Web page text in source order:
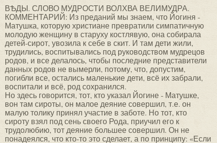
ВѢДЫ. СЛОВО МУДРОСТИ ВОЛХВА ВЕЛИМУДРА.
КОММЕНТАРИЙ: Из преданий мы знаем, что Йогиня -
Матушка, которую христиане превратили симпатичную
молодую женщину в старуху костлявую, она собирала
детей-сирот, увозила к себе в скит. И там дети жили,
трудились, воспитывались под руководством мудрецов
родов, и все делалось, чтобы последние представители
данных родов не вымерли, потому, что, допустим,
погибли все, остались маленькие дети, всё их забрали,
воспитали и всё, род сохранился.
Но здесь говорится, тот, кто указал Йогине - Матушке,
вон там сироты, он малое деяние совершил, т.е. он
малую толику принял участие в заботе. Но тот, кто
сироту взял под сень своего Рода, приучил его к
трудолюбию, тот деяние большее совершил. Он не
понадеялся, что кто-то это сделает, а по принципу: «Если